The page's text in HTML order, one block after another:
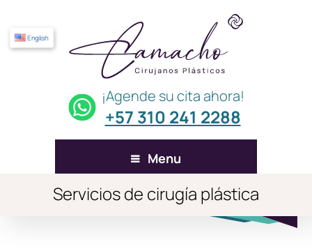
¡Agende su cita ahora!
+57 310 241 2288
English
Menu
Servicios de cirugía plástica